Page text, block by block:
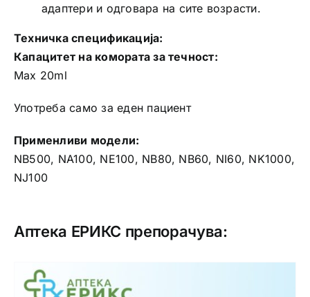
адаптери и одговара на сите возрасти.
Техничка спецификација:
Капацитет на комората за течност:
Max 20ml
Употреба само за еден пациент
Применливи модели:
NB500, NA100, NE100, NB80, NB60, NI60, NK1000,
NJ100
Аптека ЕРИКС препорачува: